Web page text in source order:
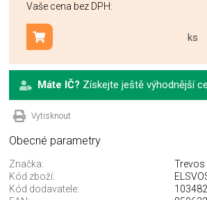
Vaše cena bez DPH:
ks
Přidat do košíku
Máte IČ? Získejte ještě výhodnější
Vytisknout
Obecné parametry
Značka:
Trevos
Kód zboží:
Kód dodavatele:
103482